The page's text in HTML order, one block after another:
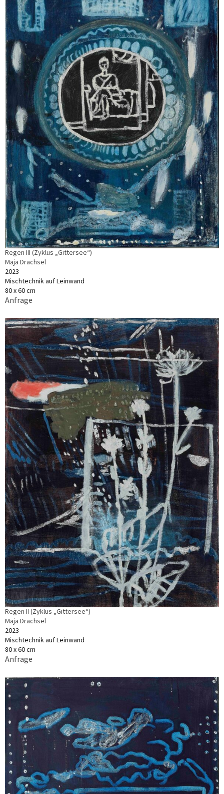
Regen III (Zyklus „Gittersee“)
Maja Drachsel
2023
Mischtechnik auf Leinwand
80 x 60 cm
Anfrage
Regen II (Zyklus „Gittersee“)
Maja Drachsel
2023
Mischtechnik auf Leinwand
80 x 60 cm
Anfrage